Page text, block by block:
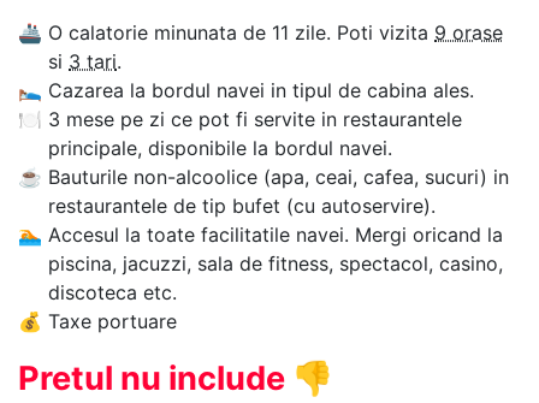
🚢 O calatorie minunata de 11 zile. Poti vizita 9 orase
si 3 tari.
🛌 Cazarea la bordul navei in tipul de cabina ales.
🍽 3 mese pe zi ce pot fi servite in restaurantele
principale, disponibile la bordul navei.
☕ Bauturile non-alcoolice (apa, ceai, cafea, sucuri) in
restaurantele de tip bufet (cu autoservire).
🏊‍ Accesul la toate facilitatile navei. Mergi oricand la
piscina, jacuzzi, sala de fitness, spectacol, casino,
discoteca etc.
💰 Taxe portuare
Pretul nu include 👎